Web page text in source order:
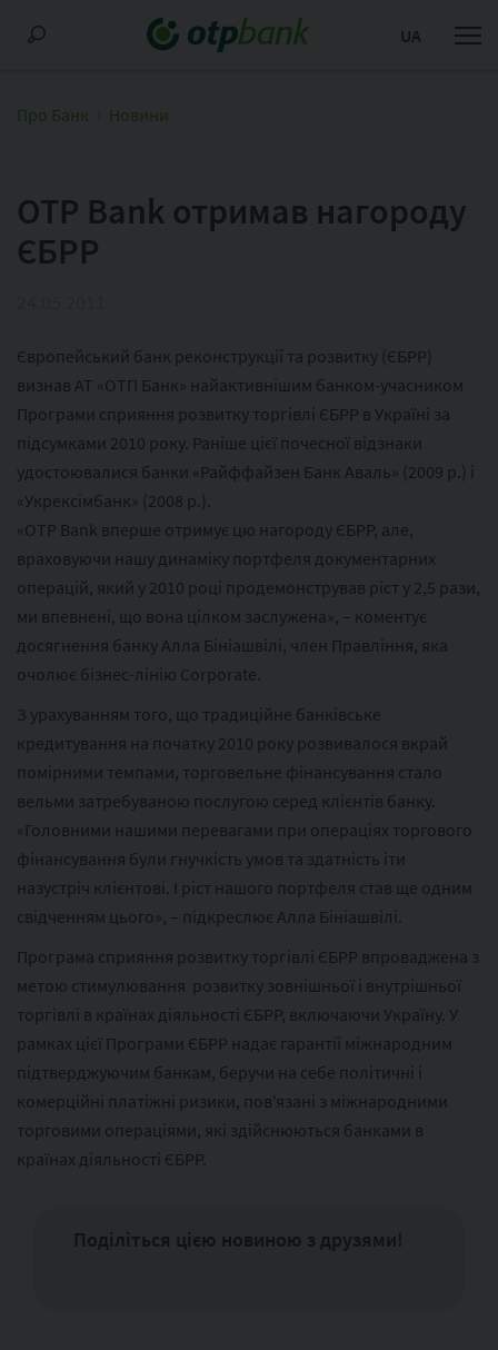
UA
Про Банк Новини
OTP Bank отримав нагороду
ЄБРР
Європейський банк реконструкції та розвитку (ЄБРР)
визнав АТ «ОТП Банк» найактивнішим банком-учасником
Програми сприяння розвитку торгівлі ЄБРР в Україні за
підсумками 2010 року. Раніше цієї почесної відзнаки
удостоювалися банки «Райффайзен Банк Аваль» (2009 р.) і
«Укрексімбанк» (2008 р.).
«OTP Bank вперше отримує цю нагороду ЄБРР, але,
враховуючи нашу динаміку портфеля документарних
операцій, який у 2010 році продемонстрував ріст у 2,5 рази,
ми впевнені, що вона цілком заслужена», – коментує
досягнення банку Алла Бініашвілі, член Правління, яка
очолює бізнес-лінію Corporate.
З урахуванням того, що традиційне банківське
кредитування на початку 2010 року розвивалося вкрай
помірними темпами, торговельне фінансування стало
вельми затребуваною послугою серед клієнтів банку.
«Головними нашими перевагами при операціях торгового
фінансування були гнучкість умов та здатність іти
назустріч клієнтові. І ріст нашого портфеля став ще одним
свідченням цього», – підкреслює Алла Бініашвілі.
Програма сприяння розвитку торгівлі ЄБРР впроваджена з
метою стимулювання розвитку зовнішньої і внутрішньої
торгівлі в країнах діяльності ЄБРР, включаючи Україну. У
рамках цієї Програми ЄБРР надає гарантії міжнародним
підтверджуючим банкам, беручи на себе політичні і
комерційні платіжні ризики, пов'язані з міжнародними
торговими операціями, які здійснюються банками в
країнах діяльності ЄБРР.
Поділіться цією новиною з друзями!